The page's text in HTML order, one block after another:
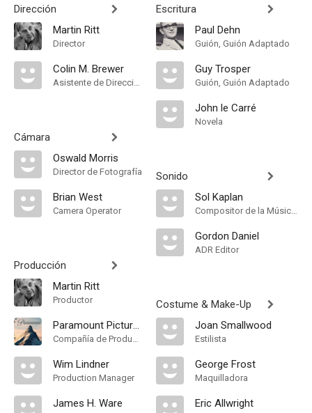
Dirección
Martin Ritt
Director
Colin M. Brewer
Asistente de Dirección
Cámara
Oswald Morris
Director de Fotografía
Brian West
Camera Operator
Producción
Martin Ritt
Productor
Paramount Pictures
Compañía de Produccion
Wim Lindner
Production Manager
James H. Ware
Escritura
Paul Dehn
Guión, Guión Adaptado
Guy Trosper
Guión, Guión Adaptado
John le Carré
Novela
Sonido
Sol Kaplan
Compositor de la Música Original
Gordon Daniel
ADR Editor
Costume & Make-Up
Joan Smallwood
Estilista
George Frost
Maquilladora
Eric Allwright